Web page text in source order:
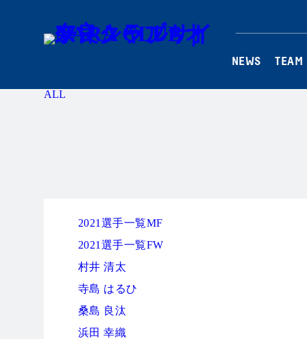
NEWS TEAM
ALL
2021選手一覧MF
2021選手一覧FW
村井 清太
寺島 はるひ
桑島 良汰
浜田 幸織